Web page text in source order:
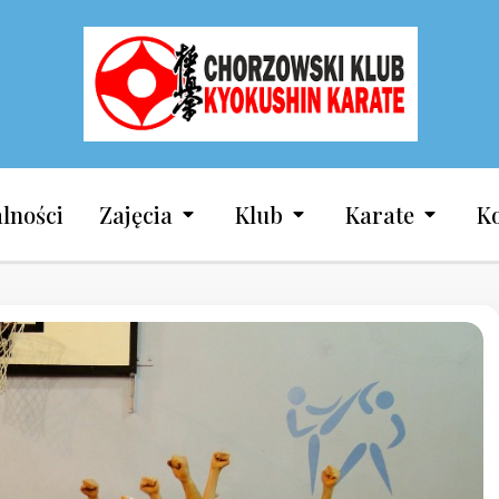
Chorzowski
Zajęcia Klub Karate